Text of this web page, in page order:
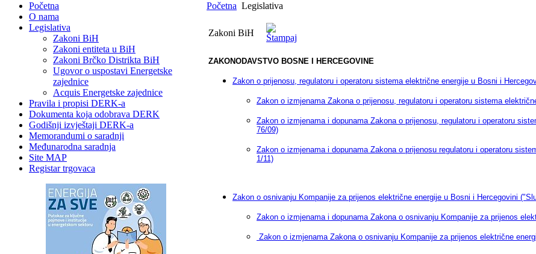
Početna
O nama
Legislativa
Zakoni BiH
Zakoni entiteta u BiH
Zakoni Brčko Distrikta BiH
Ugovor o uspostavi Energetske
zajednice
Acquis Energetske zajednice
Pravila i propisi DERK-a
Dokumenta koja odobrava DERK
Godišnji izvještaji DERK-a
Memorandumi o saradnji
Međunarodna saradnja
Site MAP
Registar trgovaca
Početna Legislativa
Zakoni BiH
ZAKONODAVSTVO BOSNE I HERCEGOVINE
Zakon o prijenosu, regulatoru i operatoru sistema električne energije u Bosni i
Zakon o izmjenama Zakona o prijenosu, regulatoru i operatoru sistema
Zakon o izmjenama i dopunama Zakona o prijenosu, regulatoru i operatoru
76/09)
Zakon o izmjenama i dopunama Zakona o prijenosu regulatoru i operatoru
1/11)
Zakon o osnivanju Kompanije za prijenos električne energije u Bosni i Hercegovini
Zakon o izmjenama i dopunama Zakona o osnivanju Kompanije za prijenos
Zakon o izmjenama Zakona o osnivanju Kompanije za prijenos električne